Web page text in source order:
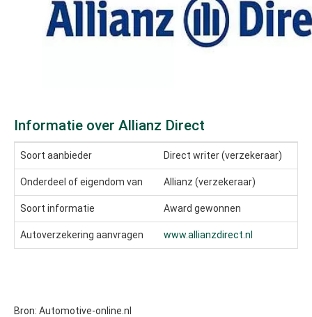
Informatie over Allianz Direct
Soort aanbieder Direct writer (verzekeraar)
Onderdeel of eigendom van Allianz (verzekeraar)
Soort informatie Award gewonnen
Autoverzekering aanvragen www.allianzdirect.nl
Bron: Automotive-online.nl